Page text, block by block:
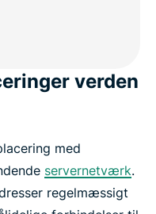
verden
med
servernetværk.
regelmæssigt